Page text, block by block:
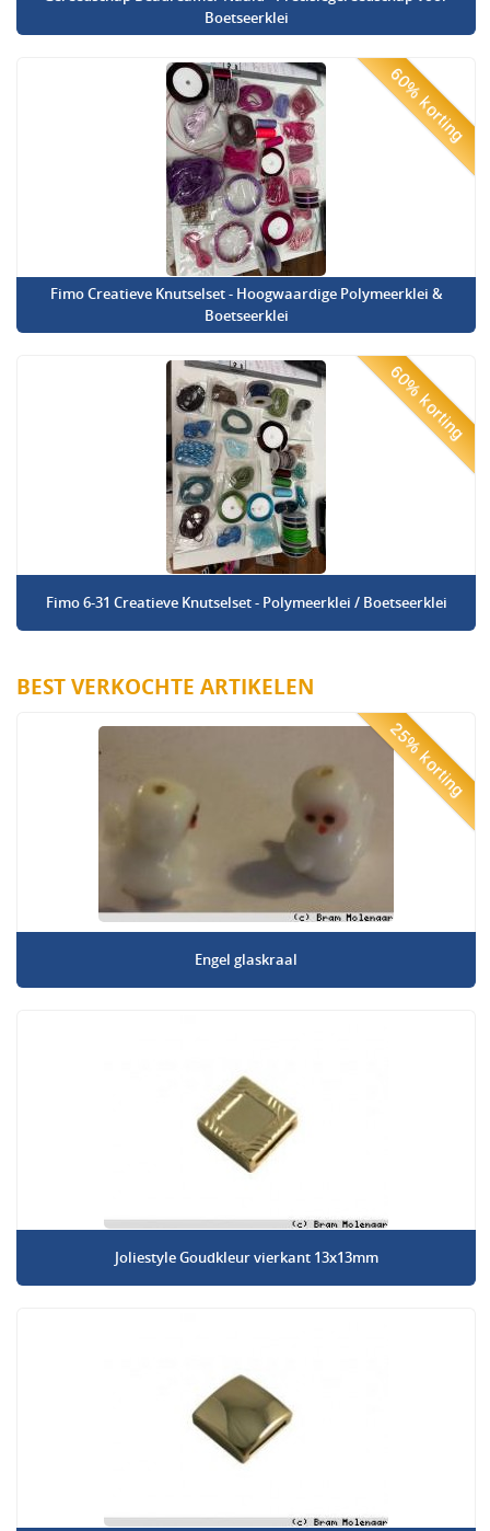
Boetseerklei
60% korting
Fimo Creatieve Knutselset - Hoogwaardige Polymeerklei &
Boetseerklei
60% korting
Fimo 6-31 Creatieve Knutselset - Polymeerklei / Boetseerklei
BEST VERKOCHTE ARTIKELEN
25% korting
Engel glaskraal
Joliestyle Goudkleur vierkant 13x13mm